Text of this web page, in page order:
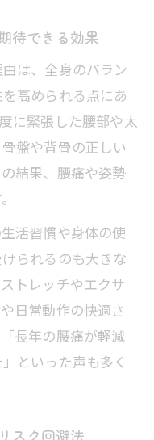
セルフストレッ
改善の具体的手
フケアの継続法
り腰対策の習慣
ッチの極意
腰ストレッチ極
軟性アップ法
待できる効果
は、全身のバラン
高められる点にあ
に緊張した腰部や太
盤や背骨の正しい
結果、腰痛や姿勢
活習慣や身体の使
られるのも大きな
トレッチやエクサ
日常動作の快適さ
長年の腰痛が軽減
といった声も多く
スク回避法